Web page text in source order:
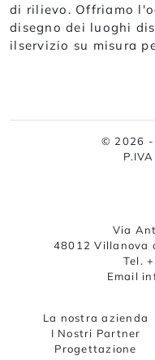
di rilievo. Offriamo
disegno dei luoghi
ilservizio su misura
© 2026 -
Via
48012 Villanova
Tel.
Email
La nostra azienda
I Nostri Partner
Progettazione